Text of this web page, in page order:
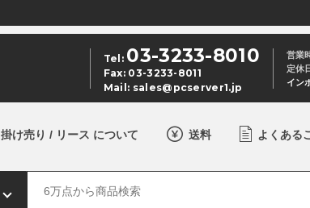
Tel: 03-3233-8010
Fax: 03-3233-8011
Mail: sales@pcserver1.jp
営業
定休
イン
掛け売り / リース について 送料 よくある